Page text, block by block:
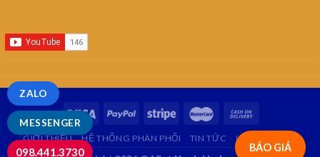
BÁO GIÁ
GIỚI THIỆU HỆ THỐNG PHÂN PHỐI TIN TỨC LIÊN HỆ
MESSENGER
ZALO
098.441.3730